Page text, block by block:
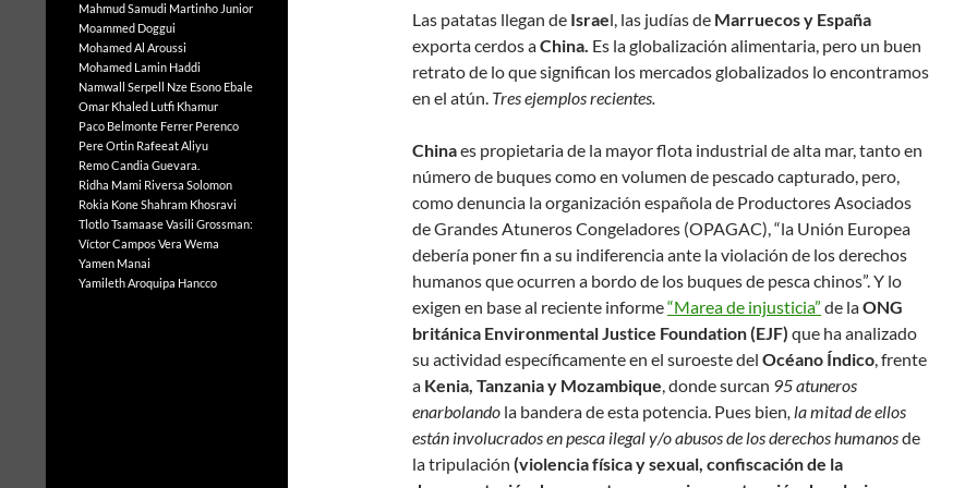
Las patatas llegan de Israel, las judías de Marruecos y España
exporta cerdos aChina. Es la globalización alimentaria, pero un buen
retrato de lo que significan los mercados globalizados lo encontramos
en el atún. Tres ejemplos recientes.
Chinaes propietaria de la mayor flota industrial de alta mar, tanto en
número de buques como en volumen de pescado capturado, pero,
como denuncia la organización española de Productores Asociados
de Grandes Atuneros Congeladores (OPAGAC), “la Unión Europea
debería poner fin a su indiferencia ante la violación de los derechos
humanos que ocurren a bordo de los buques de pesca chinos”. Y lo
exigen en base al reciente informe“Marea de injusticia” de laONG
británica Environmental Justice Foundation (EJF) que ha analizado
su actividad específicamente en el suroeste del Océano Índico, frente
a Kenia, Tanzania y Mozambique, donde surcan 95 atuneros
enarbolando la bandera de esta potencia. Pues bien, la mitad de ellos
están involucrados en pesca ilegal y/o abusos de los derechos humanosde
la tripulación (violencia física y sexual, confiscación de la
Mahmud Samudi Martinho Junior
Moammed Doggui
Mohamed Al Aroussi
Mohamed Lamin Haddi
Namwall Serpell Nze Esono Ebale
Omar Khaled Lutfi Khamur
Paco Belmonte Ferrer Perenco
Pere Ortin Rafeeat Aliyu
Remo Candia Guevara.
Ridha Mami Riversa Solomon
Rokia KoneShahram Khosravi
Tlotlo TsamaaseVasili Grossman:
Víctor Campos Vera Wema
Yamen Manai
Yamileth Aroquipa Hancco